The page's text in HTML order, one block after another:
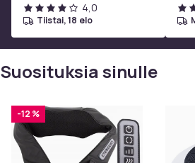
4,0
tiistai, 18 elo
Suosituksia sinulle
-12 %